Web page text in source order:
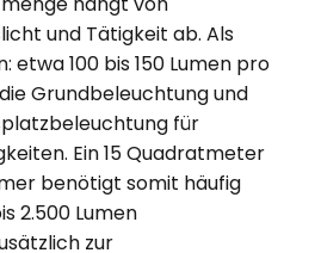
und Tätigkeit ab. Als
etwa 100 bis 150 Lumen pro
Grundbeleuchtung und
für
Ein 15 Quadratmeter
benötigt somit häufig
2.500 Lumen
zur